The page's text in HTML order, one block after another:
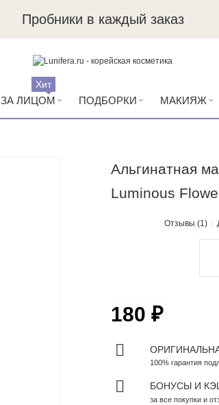
Пробники в каждый заказ
ЛИЦОМ
Хит
ПОДБОРКИ МАКИЯЖ
Альгинатная
Luminous
Отзывы (1)
180 ₽
100% гарантия
БОНУСЫ И
за все покупки и